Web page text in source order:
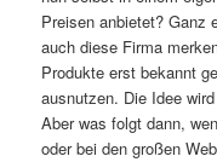
Preisen anbietet? Ganz
auch diese Firma
Produkte erst bekannt
ausnutzen. Die Idee
Aber was folgt dann,
oder bei den großen